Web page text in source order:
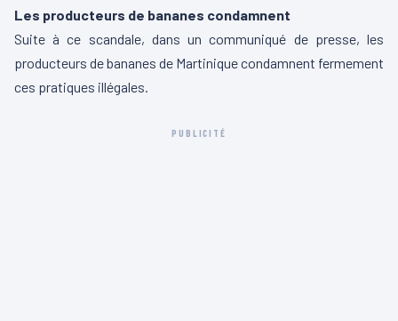
Les producteurs de bananes condamnent
Suite à ce scandale, dans un communiqué de presse, les
producteurs de bananes de Martinique condamnent fermement
ces pratiques illégales.
PUBLICITÉ